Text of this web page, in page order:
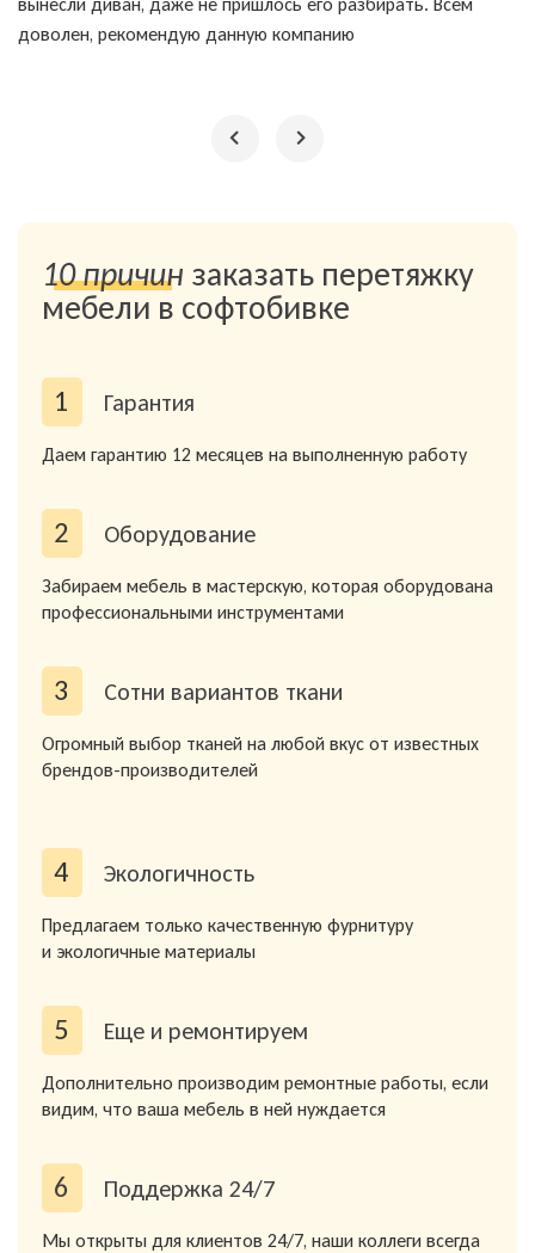
доволен, рекомендую данную компанию
10 причин заказать перетяжку
мебели в софтобивке
1 Гарантия
Даем гарантию 12 месяцев на выполненную работу
2 Оборудование
Забираем мебель в мастерскую, которая оборудована
профессиональными инструментами
3 Сотни вариантов ткани
Огромный выбор тканей на любой вкус от известных
брендов-производителей
4 Экологичность
Предлагаем только качественную фурнитуру
и экологичные материалы
5 Еще и ремонтируем
Дополнительно производим ремонтные работы, если
видим, что ваша мебель в ней нуждается
6 Поддержка 24/7
Мы открыты для клиентов 24/7, наши коллеги всегда